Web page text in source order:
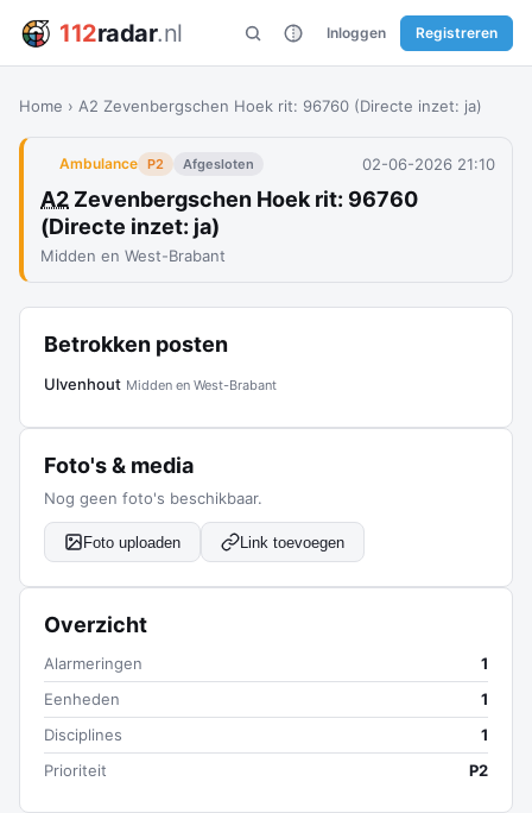
112radar.nl Inloggen Registreren
Home › A2 Zevenbergschen Hoek rit: 96760 (Directe inzet: ja)
Ambulance P2 Afgesloten 02-06-2026 21:10
A2 Zevenbergschen Hoek rit: 96760
(Directe inzet: ja)
Midden en West-Brabant
Betrokken posten
Ulvenhout Midden en West-Brabant
Foto's & media
Nog geen foto's beschikbaar.
Foto uploaden Link toevoegen
Overzicht
Alarmeringen
1
Eenheden
1
Disciplines
1
Prioriteit
P2